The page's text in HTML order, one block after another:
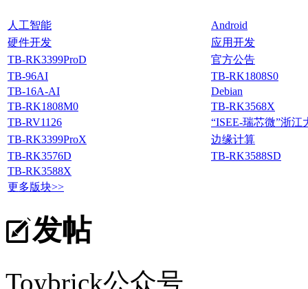
人工智能
Android
硬件开发
应用开发
TB-RK3399ProD
官方公告
TB-96AI
TB-RK1808S0
TB-16A-AI
Debian
TB-RK1808M0
TB-RK3568X
TB-RV1126
“ISEE-瑞芯微”浙
TB-RK3399ProX
边缘计算
TB-RK3576D
TB-RK3588SD
TB-RK3588X
更多版块>>
发帖
Toybrick公众号